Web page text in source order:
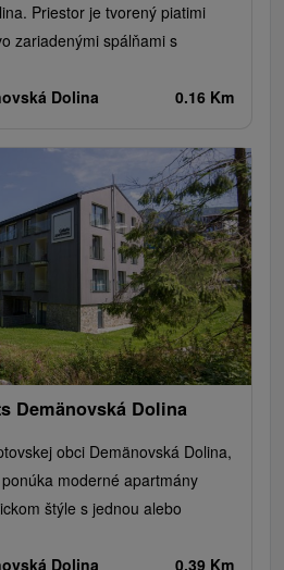
Priestor je tvorený piatimi
zariadenými spálňami s
Dolina 0.16 Km
Demänovská Dolina
obci Demänovská Dolina,
moderné apartmány
štýle s jednou alebo
Dolina 0.39 Km